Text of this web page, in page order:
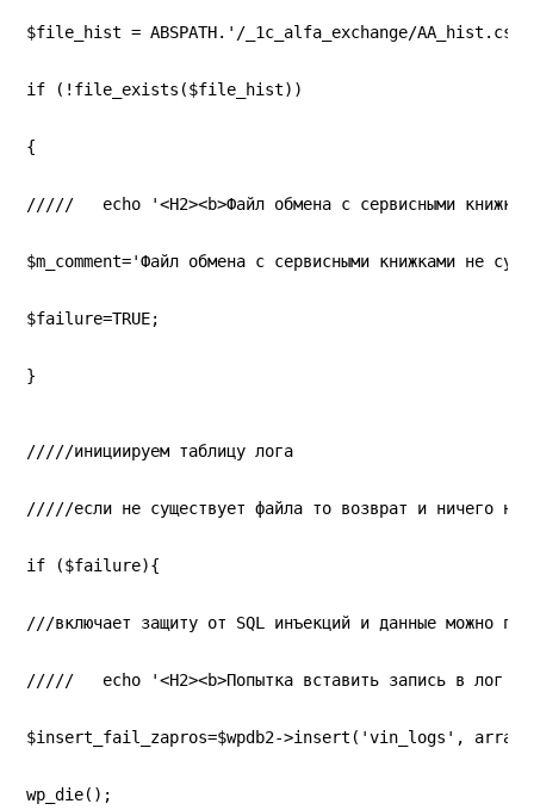
$file_hist = ABSPATH.'/_1c_alfa_exchange/
if (!file_exists($file_hist))
{
/////   echo '<H2><b>Файл обмена с сервисными
$m_comment='Файл обмена с сервисными книжками не
$failure=TRUE;
}
/////инициируем таблицу лога
/////если не существует файла то возврат и ничего не
if ($failure){
///включает защиту от SQL инъекций и данные можно
/////   echo '<H2><b>Попытка вставить запись в лог
$insert_fail_zapros=$wpdb2->insert('vin_logs',
wp_die();